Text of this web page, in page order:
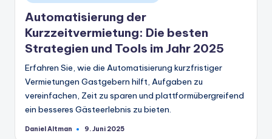
in
Automatisierung der
Kurzzeitvermietung: Die besten
Strategien und Tools im Jahr 2025
Erfahren Sie, wie die Automatisierung kurzfristiger
Vermietungen Gastgebern hilft, Aufgaben zu
vereinfachen, Zeit zu sparen und plattformübergreifend
ein besseres Gästeerlebnis zu bieten.
Geschrieben
Daniel Altman 9. Juni 2025